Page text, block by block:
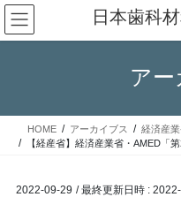
コ
ン
テ
ス
ナ
ビ
ゲ
ン
日本歯科
アー
HOME アーカイブス
経済産
【経産省】経済産業省・AMED「
2022-09-29 / 最終更新日時 :